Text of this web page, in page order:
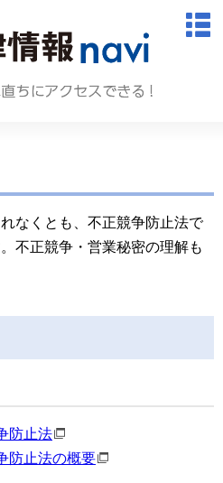
法律情
なくとも、不正競争防止法で
不正競争・営業秘密の理解も
防止法
防止法の概要